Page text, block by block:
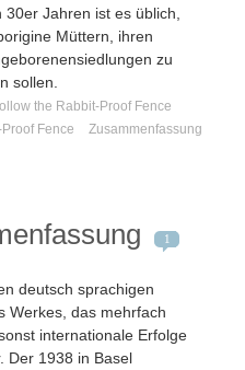
Information zu Wünschen
Jahren ist es üblich,
Müttern, ihren
zu
sollen.
the Rabbit-Proof Fence
Fence
Zusammenfassung
1
deutsch sprachigen
Werkes, das mehrfach
internationale Erfolge
Der 1938 in Basel